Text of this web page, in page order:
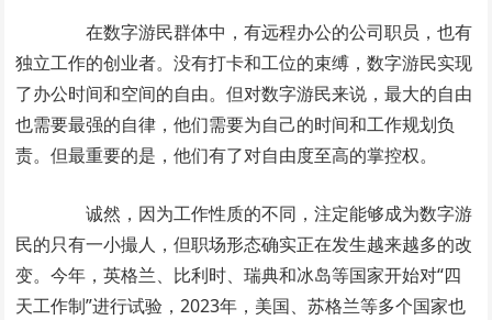
在数字游民群体中，有远程办公的公司职员，也有
独立工作的创业者。没有打卡和工位的束缚，数字游民实现
了办公时间和空间的自由。但对数字游民来说，最大的自由
也需要最强的自律，他们需要为自己的时间和工作规划负
责。但最重要的是，他们有了对自由度至高的掌控权。
诚然，因为工作性质的不同，注定能够成为数字游
民的只有一小撮人，但职场形态确实正在发生越来越多的改
变。今年，英格兰、比利时、瑞典和冰岛等国家开始对“四
天工作制”进行试验，2023年，美国、苏格兰等多个国家也